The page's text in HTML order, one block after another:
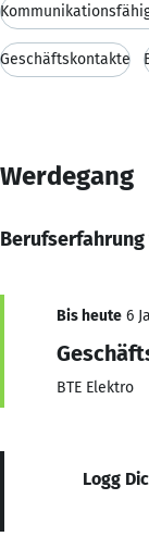
Geschäftskontakte
Werdegang
Bis heute 6
BTE Elektro
Logg